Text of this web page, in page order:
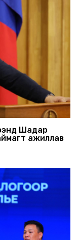
Шадар
ажиллав